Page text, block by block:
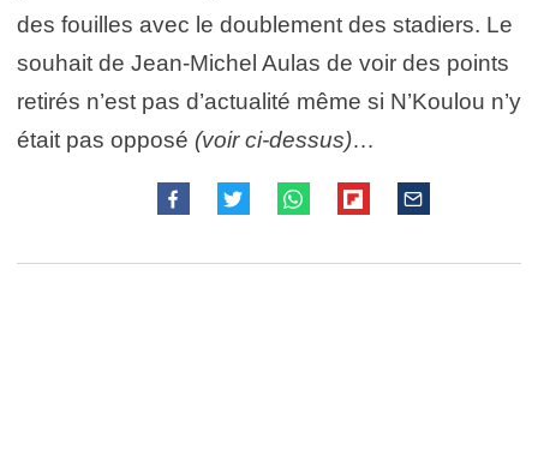
des fouilles avec le doublement des stadiers. Le
souhait de Jean-Michel Aulas de voir des points
retirés n’est pas d’actualité même si N’Koulou n’y
était pas opposé (voir ci-dessus)…